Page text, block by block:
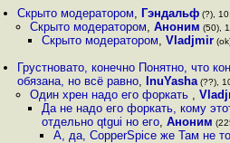
Скрыто модератором, Гэндальф (?),
Скрыто модератором, Аноним (50),
Скрыто модератором, Vladjmir
Грустновато, конечно Понятно, что
обязана, но всё равно, InuYasha (??),
Один хрен надо его форкать ,
Да не надо его форкать, кому
отдельно qtgui но его, Аноним
А, да, CopperSpice же Там не